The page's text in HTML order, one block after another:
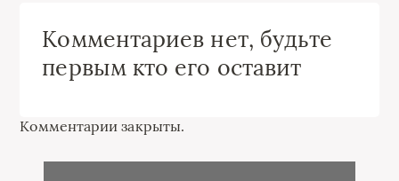
Комментариев нет, будьте
первым кто его оставит
Комментарии закрыты.